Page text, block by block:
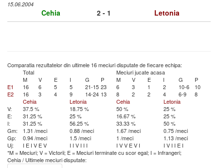
15.06.2004
Cehia 2 - 1 Letonia
Comparatia rezultatelor din ultimele 16 meciuri disputate de fiecare echipa:
Total
Meciuri jucate acasa
M
V E I G P M V E I G
P
E1
16 6 5 5 21-15 23 6 3 1 2 10-6
10
E2
16 3 4 9 14-24 13 8 2 2 4 6-9
8
Cehia
Letonia Cehia
Letonia
V:
37.5 % 18.75 % 50 %
25 %
E:
31.25 % 25 % 16.67 %
25 %
I:
31.25 % 56.25 % 33.33 %
50 %
Gm:
1.31 /meci 0.88 /meci 1.67 /meci
0.75 /meci
Gp:
0.94 /meci 1.5 /meci 1 /meci
1.13 /meci
Uj:
I E I V EV I I V I I I I VV EV I I V I I E I
*M = Meciuri; V = Victorii; E = Meciuri terminate cu scor egal; I = Infrangeri;
Cehia/ Ultimele meciuri disputate: